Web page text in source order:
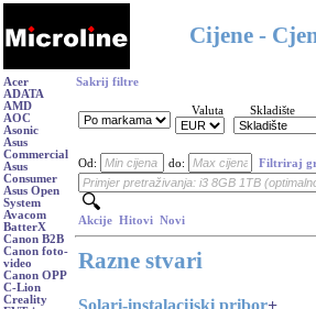
Cijene -
Acer
ADATA
AMD
AOC
Asonic
Asus
Commercial
Asus
Consumer
Asus Open
System
Avacom
BatterX
Canon B2B
Canon foto-
video
Canon OPP
C-Lion
Creality
Sakrij filtre
Valuta
Skladište
Od: do: Filtriraj
Akcije Hitovi Novi
Razne stvari
Solari-instalacijski pribor+